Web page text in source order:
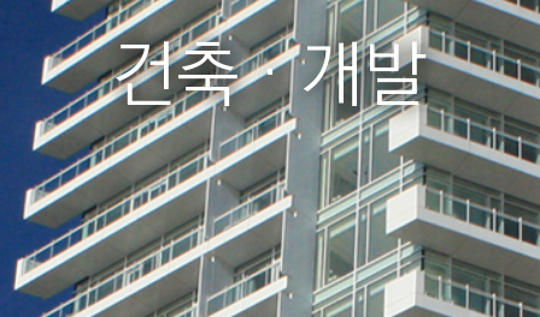
N
D
A
I
:
E
N
G
I
N
건축 · 개발